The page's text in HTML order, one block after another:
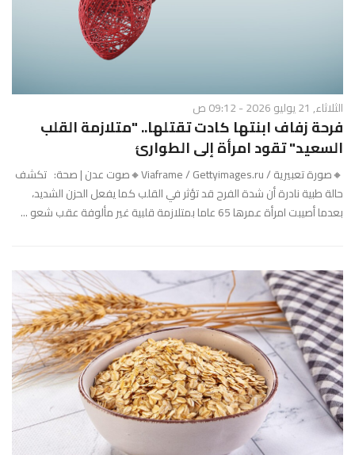
الثلاثاء, 21 يوليو 2026 - 09:12 ص
فرحة زفاف ابنتها كادت تقتلها.. "متلازمة القلب
السعيد" تقود امرأة إلى الطوارئ
🔸صورة تعبيرية / Viaframe / Gettyimages.ru🔸صوت عدن | صحة: تكشف
حالة طبية نادرة أن شدة الفرح قد تؤثر في القلب كما يفعل الحزن الشديد،
بعدما أصيبت امرأة عمرها 65 عاما بمتلازمة قلبية غير مألوفة عقب شعو ...